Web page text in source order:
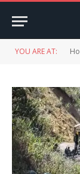
YOU ARE AT: